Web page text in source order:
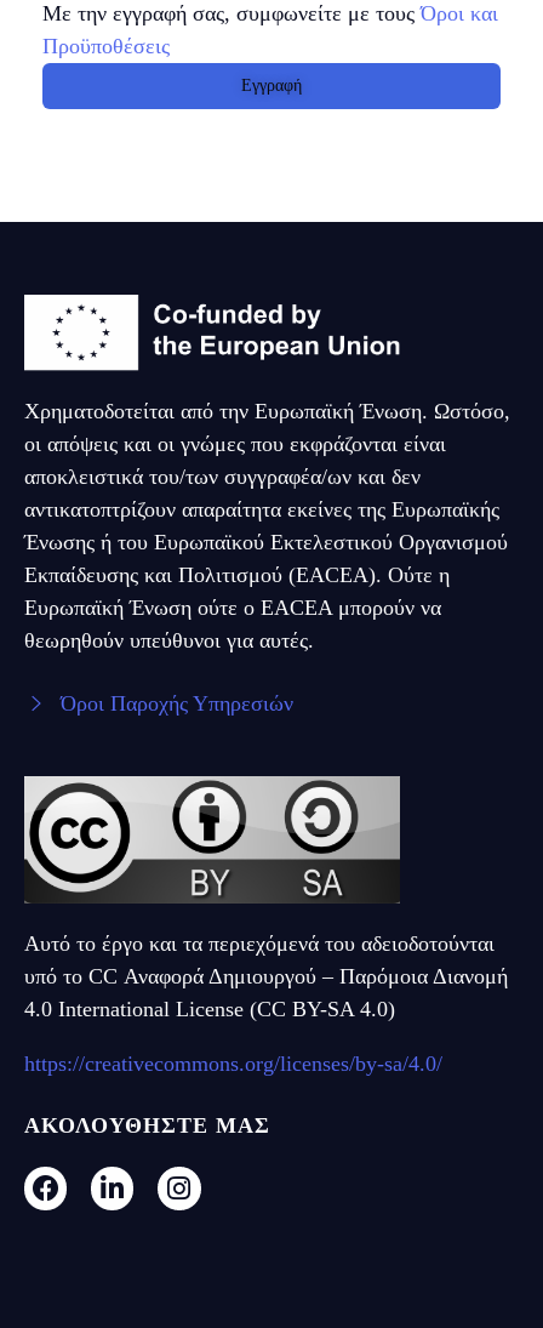
Με την εγγραφή σας, συμφωνείτε με τουςΌροι και
Προϋποθέσεις
Εγγραφή
Χρηματοδοτείται από την Ευρωπαϊκή Ένωση. Ωστόσο,
οι απόψεις και οι γνώμες που εκφράζονται είναι
αποκλειστικά του/των συγγραφέα/ων και δεν
αντικατοπτρίζουν απαραίτητα εκείνες της Ευρωπαϊκής
Ένωσης ή του Ευρωπαϊκού Εκτελεστικού Οργανισμού
Εκπαίδευσης και Πολιτισμού (EACEA). Ούτε η
Ευρωπαϊκή Ένωση ούτε ο EACEA μπορούν να
θεωρηθούν υπεύθυνοι για αυτές.
Όροι Παροχής Υπηρεσιών
Αυτό το έργο και τα περιεχόμενά του αδειοδοτούνται
υπό το CC Αναφορά Δημιουργού – Παρόμοια Διανομή
4.0 International License (CC BY-SA 4.0)
https://creativecommons.org/licenses/by-sa/4.0/
ΑΚΟΛΟΥΘΗΣΤΕ ΜΑΣ